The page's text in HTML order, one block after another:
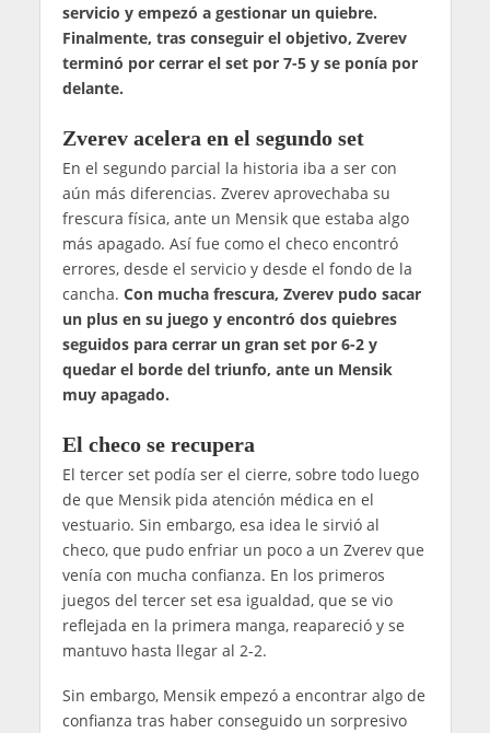
servicio y empezó a gestionar un quiebre.
Finalmente, tras conseguir el objetivo, Zverev
terminó por cerrar el set por 7-5 y se ponía por
delante.
Zverev acelera en el segundo set
En el segundo parcial la historia iba a ser con
aún más diferencias. Zverev aprovechaba su
frescura física, ante un Mensik que estaba algo
más apagado. Así fue como el checo encontró
errores, desde el servicio y desde el fondo de la
cancha. Con mucha frescura, Zverev pudo sacar
un plus en su juego y encontró dos quiebres
seguidos para cerrar un gran set por 6-2 y
quedar el borde del triunfo, ante un Mensik
muy apagado.
El checo se recupera
El tercer set podía ser el cierre, sobre todo luego
de que Mensik pida atención médica en el
vestuario. Sin embargo, esa idea le sirvió al
checo, que pudo enfriar un poco a un Zverev que
venía con mucha confianza. En los primeros
juegos del tercer set esa igualdad, que se vio
reflejada en la primera manga, reapareció y se
mantuvo hasta llegar al 2-2.
Sin embargo, Mensik empezó a encontrar algo de
confianza tras haber conseguido un sorpresivo